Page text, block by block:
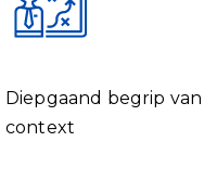
Diepgaand begrip
context